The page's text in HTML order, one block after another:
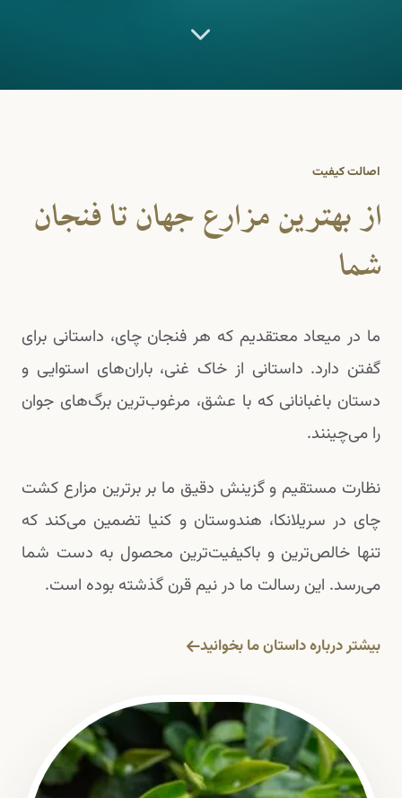
اصالت کیفیت
از بهترین مزارع جهان تا فنجان
شما
ما در میعاد معتقدیم که هر فنجان چای، داستانی برای
گفتن دارد. داستانی از خاک غنی، باران‌های استوایی و
دستان باغبانانی که با عشق، مرغوب‌ترین برگ‌های جوان
را می‌چینند.
نظارت مستقیم و گزینش دقیق ما بر برترین مزارع کشت
چای در سریلانکا، هندوستان و کنیا تضمین می‌کند که
تنها خالص‌ترین و باکیفیت‌ترین محصول به دست شما
می‌رسد. این رسالت ما در نیم قرن گذشته بوده است.
بیشتر درباره داستان ما بخوانید